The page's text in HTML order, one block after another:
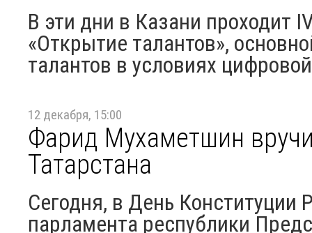
В эти дни в Казани проходит
«Открытие талантов»,
талантов в условиях
12 декабря, 15:00
Фарид Мухаметшин
Татарстана
Сегодня, в День Конституции
парламента республики